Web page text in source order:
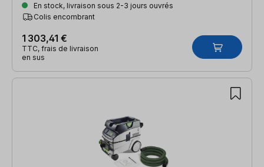
En stock, livraison sous 2-3 jours ouvrés
Colis encombrant
1 303,41 €
TTC, frais de livraison
en sus